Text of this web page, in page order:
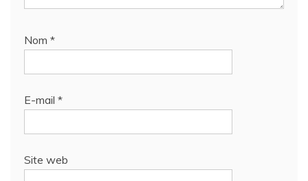
Nom *
E-mail *
Site web